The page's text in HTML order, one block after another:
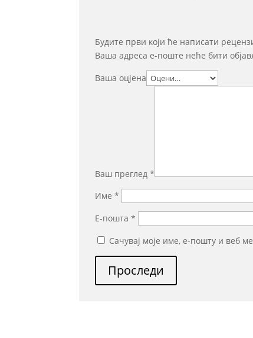
Будите први који ће написати
Ваша адреса е-поште неће бити
Ваша оцјена
Ваш преглед*
Име*
Е-пошта*
Сачувај моје име, е-пошту и веб
Проследи